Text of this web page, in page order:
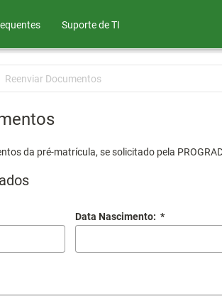
Suporte de TI
Reenviar Documentos
da pré-matrícula, se solicitado pela
Data Nascimento: *